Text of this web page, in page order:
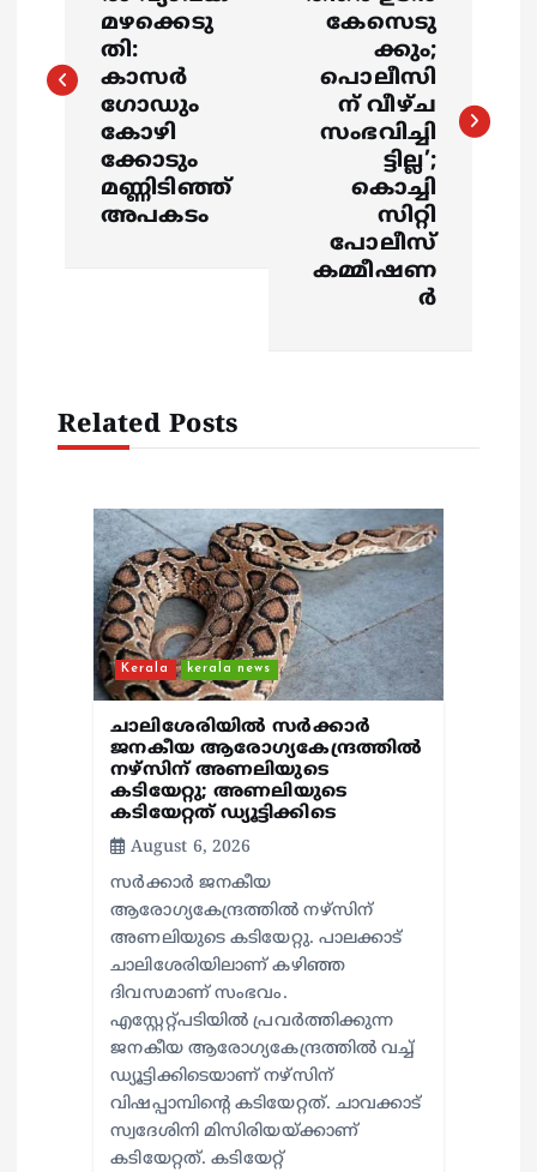
t
a
മഴക്കെടു
തി:
കാസർ
ഗോഡും
കോഴി
ക്കോടും
മണ്ണിടിഞ്ഞ്
അപകടം
കേസെടു
ക്കും;
പൊലീസി
ന് വീഴ്ച
സംഭവിച്ചി
ട്ടില്ല’;
കൊച്ചി
സിറ്റി
പോലീസ്
കമ്മീഷണ
ർ
Related Posts
Kerala kerala news
ചാലിശേരിയില്‍ സര്‍ക്കാര്‍
ജനകീയ ആരോഗ്യകേന്ദ്രത്തില്‍
നഴ്സിന് അണലിയുടെ
കടിയേറ്റു; അണലിയുടെ
കടിയേറ്റത് ഡ്യൂട്ടിക്കിടെ
August 6, 2026
സര്‍ക്കാര്‍ ജനകീയ
ആരോഗ്യകേന്ദ്രത്തില്‍ നഴ്സിന്
അണലിയുടെ കടിയേറ്റു. പാലക്കാട്
ചാലിശേരിയിലാണ് കഴിഞ്ഞ
ദിവസമാണ് സംഭവം.
എസ്റ്റേറ്റ്പടിയില്‍ പ്രവര്‍ത്തിക്കുന്ന
ജനകീയ ആരോഗ്യകേന്ദ്രത്തില്‍ വച്ച്
ഡ്യൂട്ടിക്കിടെയാണ് നഴ്സിന്
വിഷപ്പാമ്പിന്റെ കടിയേറ്റത്. ചാവക്കാട്
സ്വദേശിനി മിസിരിയയ്ക്കാണ്
കടിയേറ്റത്. കടിയേറ്റ്